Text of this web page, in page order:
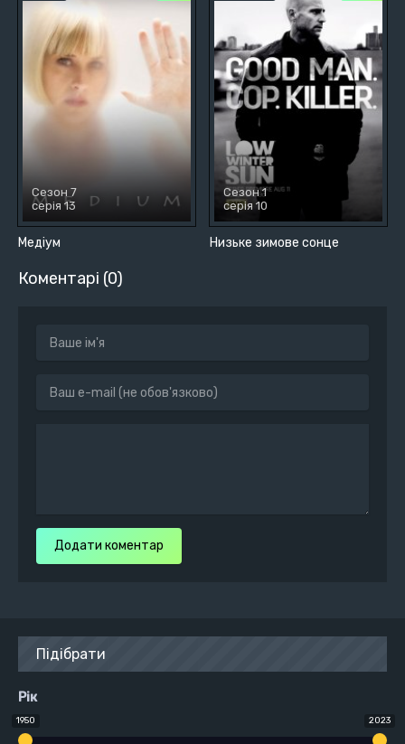
Медіум
Сезон 7
серія 13
Низьке зимове сонце
Сезон 1
серія 10
Коментарі (0)
Додати коментар
Підібрати
Рік
1950 2023